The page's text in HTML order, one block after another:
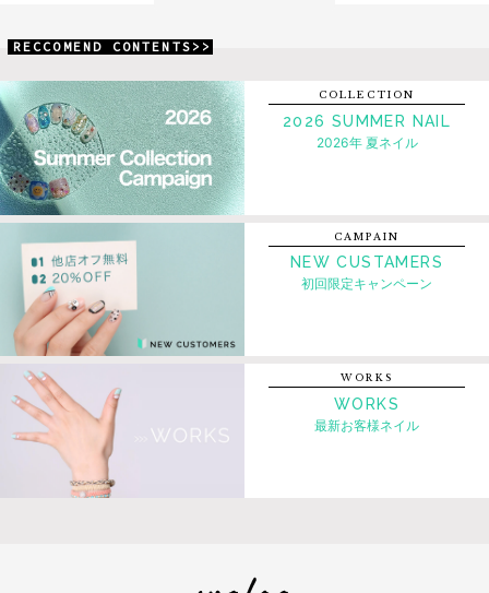
RECCOMEND CONTENTS>>
COLLECTION
2026 SUMMER NAIL
2026年 夏ネイル
CAMPAIN
NEW CUSTAMERS
初回限定キャンペーン
WORKS
WORKS
最新お客様ネイル